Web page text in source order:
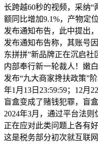
长跨越60秒的视频，采纳
额同比增加9.1%，产物定
发布通知布告，此中提出
发布通知布告称，其账号
东拼拼”新品牌正在沉启
内部奉行新一轮裁人！嫩
发布“九大商家搀扶政策”
年1月13日23:59:59；12
盲盒变成了赌钱犯罪，盲
2024年3月，通过平台法
正在应对此类问题上各有
这是税务部分初次就互联